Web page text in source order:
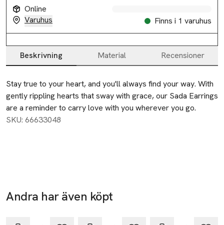
Online
Varuhus
Finns i 1 varuhus
Beskrivning Material Recensioner
Beskrivning
Stay true to your heart, and you'll always find your way. With
gently rippling hearts that sway with grace, our Sada Earrings
are a reminder to carry love with you wherever you go.
SKU: 66633048
Andra har även köpt